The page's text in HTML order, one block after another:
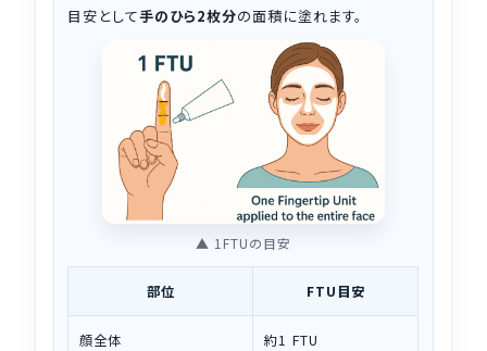
目安として手のひら2枚分の面積に塗れます。
▲ 1FTUの目安
部位 FTU目安
顔全体 約1 FTU